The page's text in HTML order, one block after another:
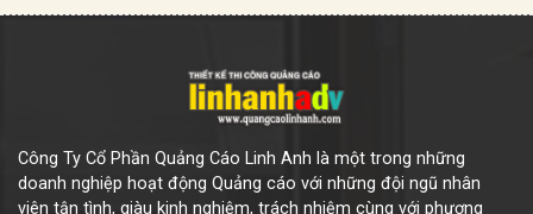
Công Ty Cổ Phần Quảng Cáo Linh Anh là một trong những
doanh nghiệp hoạt động Quảng cáo với những đội ngũ nhân
viên tận tình, giàu kinh nghiệm, trách nhiệm cùng với phương